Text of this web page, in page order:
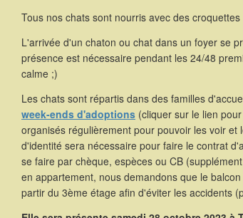
Tous nos chats sont nourris avec des croquettes
L'arrivée d'un chaton ou chat dans un foyer se
présence est nécessaire pendant les 24/48
calme ;)
Les chats sont répartis dans des familles
week-ends d'adoptions (cliquer sur le lien
organisés régulièrement pour pouvoir les voir et
d'identité sera nécessaire pour faire le contrat
se faire par chèque, espèces ou CB
en appartement, nous demandons que le
partir du 3ème étage afin d'éviter les accidents